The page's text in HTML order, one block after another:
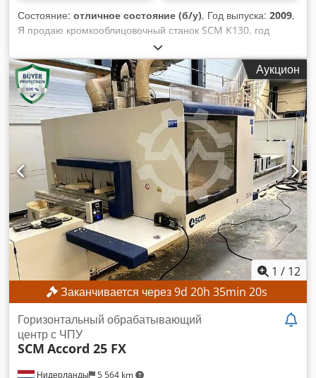
Состояние: отличное состояние (б/у), Год выпуска: 2009,
Я продаю кромкооблицовочный станок SCM K130, год
выпуска 2009. Конфигурация: кромкооблицовочный ЭВА
клей Djdpfxjt Ir Tpo Ahuokr Поперечные пилы
пневматическая регулировка 0-15 Поворотные радиусные
фрезы с пневматической регулировкой Свободное
пространство для установки дополнительных устройств
Очень хорошее состояние, полностью в рабочем
состоянии. Включая CE и полную документацию.
Аукцион
1 / 12
Заканчивается через9d 20h 35min 18s
Нидерланды 5 564 km
Горизонтальный обрабатывающий
центр с ЧПУ
SCM Accord 25 FX